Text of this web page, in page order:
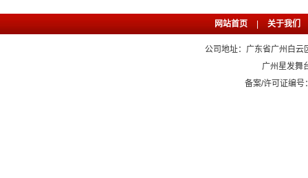
网站首页 关于我们
公司地址：广东省广州白
广州星发舞
备案/许可证编号